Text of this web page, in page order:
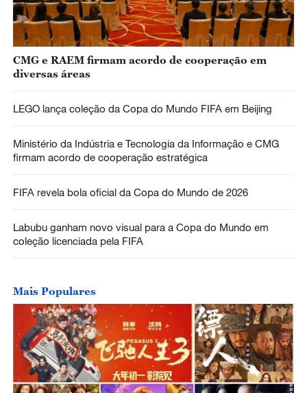
CMG e RAEM firmam acordo de cooperação em
diversas áreas
LEGO lança coleção da Copa do Mundo FIFA em Beijing
Ministério da Indústria e Tecnologia da Informação e CMG
firmam acordo de cooperação estratégica
FIFA revela bola oficial da Copa do Mundo de 2026
Labubu ganham novo visual para a Copa do Mundo em
coleção licenciada pela FIFA
Mais Populares